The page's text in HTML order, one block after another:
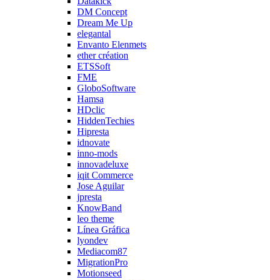
DM Concept
Dream Me Up
elegantal
Envanto Elenmets
ether création
ETSSoft
FME
GloboSoftware
Hamsa
HDclic
HiddenTechies
Hipresta
idnovate
inno-mods
innovadeluxe
iqit Commerce
Jose Aguilar
jpresta
KnowBand
leo theme
Línea Gráfica
lyondev
Mediacom87
MigrationPro
Motionseed